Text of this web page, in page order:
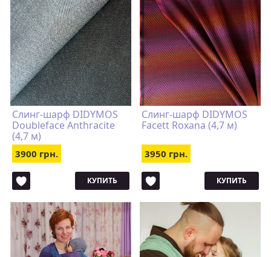
Слинг-шарф DIDYMOS
Doubleface Anthracite
(4,7 м)
3900 грн.
КУПИТЬ
Слинг-шарф DIDYMOS
Facett Roxana (4,7 м)
3950 грн.
КУПИТЬ